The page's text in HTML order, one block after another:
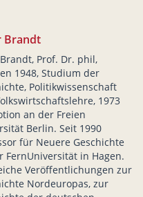
Brandt
Prof. Dr. phil,
1948, Studium der
Politikwissenschaft
1973
an der Freien
Berlin. Seit 1990
für Neuere Geschichte
FernUniversität in Hagen.
Veröffentlichungen zur
Nordeuropas, zur